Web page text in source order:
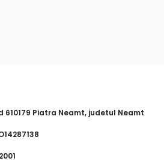
610179 Piatra Neamt, judetul Neamt